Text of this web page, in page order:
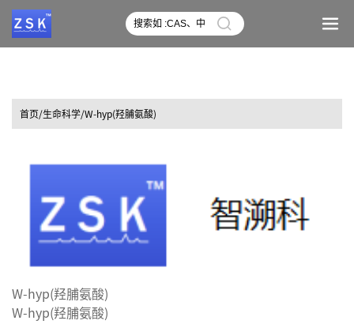
首页/生命科学/W-hyp(羟脯氨酸)
W-hyp(羟脯氨酸)
W-hyp(羟脯氨酸)